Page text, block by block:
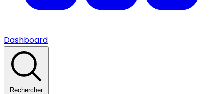
Dashboard
Rechercher